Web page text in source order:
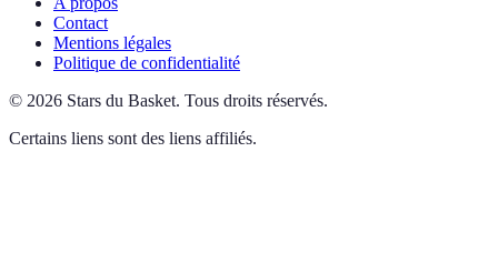
Contact
Mentions légales
Politique de confidentialité
© 2026 Stars du Basket. Tous droits réservés.
Certains liens sont des liens affiliés.